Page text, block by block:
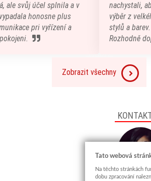
ale svůj účel splnila a v
honosne plus
pri vyřízení a
nachystali,
výběr z
stylů a
Rozhodně
Zobrazit všechny
Tato webová
Na těchto stránkách
dobu zpracování